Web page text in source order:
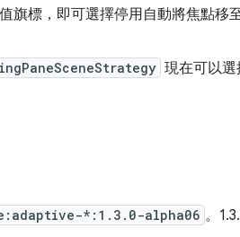
旗標，即可選擇停用自動將焦點移
現在可以
*:1.3.0-alpha06 。